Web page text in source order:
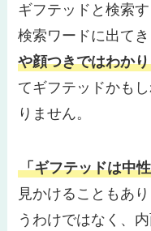
ギフテッドと検索
検索ワードに出て
や顔つきではわか
てギフテッドかも
りません。
「ギフテッドは中
見かけることもあ
うわけではなく、